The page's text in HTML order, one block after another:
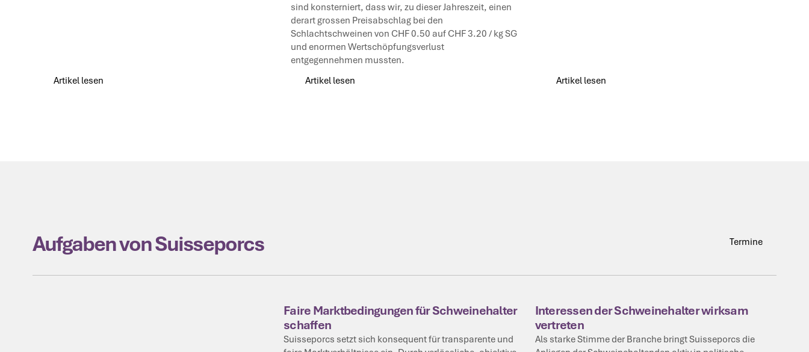
Artikel lesen
sind konsterniert, dass wir, zu dieser Jahreszeit, einen
derart grossen Preisabschlag bei den
Schlachtschweinen von CHF 0.50 auf CHF 3.20 / kg SG
und enormen Wertschöpfungsverlust
entgegennehmen mussten.
Artikel lesen
Artikel lesen
Aufgaben von Suisseporcs
Termine
Faire Marktbedingungen für Schweinehalter
schaffen
Suisseporcs setzt sich konsequent für transparente und
Interessen der Schweinehalter wirksam
vertreten
Als starke Stimme der Branche bringt Suisseporcs die